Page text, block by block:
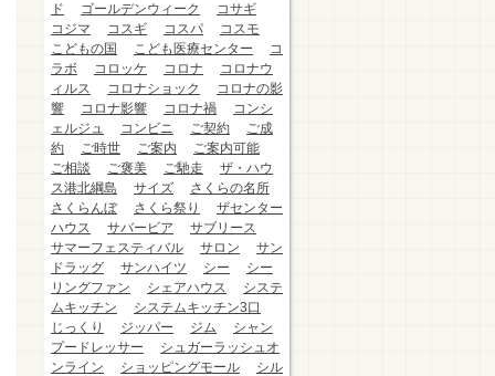
ド
ゴールデンウィーク
コサギ
コジマ
コスギ コスパ
コスモ
こどもの国
こども医療センター
コ
ラボ
コロッケ コロナ
コロナウ
ィルス
コロナショック
コロナの影
響
コロナ影響 コロナ禍
コンシ
ェルジュ
コンビニ ご契約
ご成
約
ご時世 ご案内
ご案内可能
ご相談
ご褒美 ご馳走
ザ・ハウ
ス港北綱島
サイズ
さくらの名所
さくらんぼ
さくら祭り
ザセンター
ハウス
サバービア
サブリース
サマーフェスティバル
サロン
サン
ドラッグ
サンハイツ シー
シー
リングファン
シェアハウス
システ
ムキッチン
システムキッチン3口
じっくり
ジッパー ジム
シャン
プードレッサー
シュガーラッシュオ
ンライン
ショッピングモール
シル